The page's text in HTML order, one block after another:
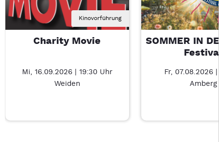
Kinovorführung
Charity Movie
Mi, 16.09.2026 | 19:30 Uhr
Weiden
SOMMER IN
Fr, 07.08.2026
Amberg